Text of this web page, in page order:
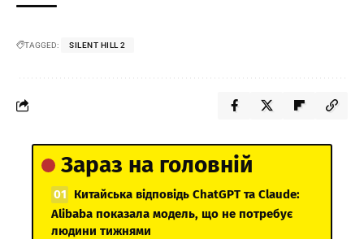
TAGGED: SILENT HILL 2
Зараз на головній
Китайська відповідь ChatGPT та Claude:
Alibaba показала модель, що не потребує
людини тижнями